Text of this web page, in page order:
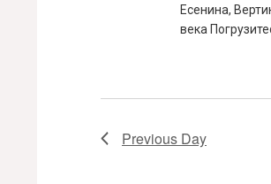
Есенина,
века
Previous Day